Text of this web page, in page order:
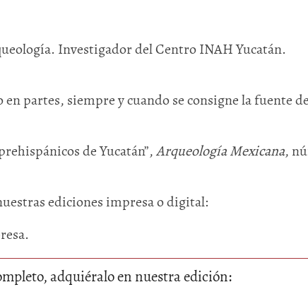
Investigador del Centro INAH Yucatán.
partes, siempre y cuando se consigne la fuente
de Yucatán”,Arqueología Mexicana,
ediciones impresa o digital:
adquiéralo en nuestra edición: